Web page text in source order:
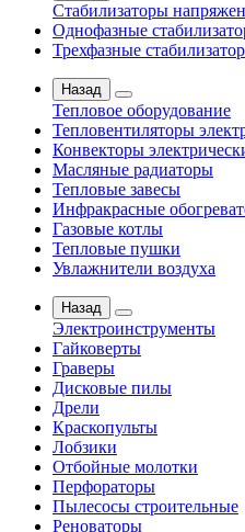
Стабилизаторы
Однофазные
Трехфазные
Назад
Тепловое оборудование
Тепловентиляторы
Конвекторы
Масляные радиаторы
Тепловые завесы
Инфракрасные
Газовые котлы
Тепловые пушки
Увлажнители воздуха
Назад
Электроинструменты
Гайковерты
Граверы
Дисковые пилы
Дрели
Краскопульты
Лобзики
Отбойные молотки
Перфораторы
Пылесосы строительные
Реноваторы